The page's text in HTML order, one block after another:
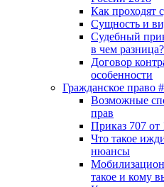
Как проходят
Сущность и
Судебный
в чем разница?
Договор
особенности
Гражданское право
Возможные
прав
Приказ 707
Что такое
нюансы
такое и кому